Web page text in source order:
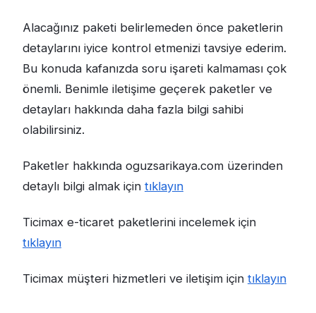
Alacağınız paketi belirlemeden önce paketlerin
detaylarını iyice kontrol etmenizi tavsiye ederim.
Bu konuda kafanızda soru işareti kalmaması çok
önemli. Benimle iletişime geçerek paketler ve
detayları hakkında daha fazla bilgi sahibi
olabilirsiniz.
Paketler hakkında oguzsarikaya.com üzerinden
detaylı bilgi almak için tıklayın
Ticimax e-ticaret paketlerini incelemek için
tıklayın
Ticimax müşteri hizmetleri ve iletişim için tıklayın